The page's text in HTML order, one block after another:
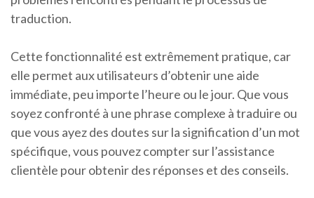
traduction.
Cette fonctionnalité est extrêmement pratique, car
elle permet aux utilisateurs d’obtenir une aide
immédiate, peu importe l’heure ou le jour. Que vous
soyez confronté à une phrase complexe à traduire ou
que vous ayez des doutes sur la signification d’un mot
spécifique, vous pouvez compter sur l’assistance
clientèle pour obtenir des réponses et des conseils.